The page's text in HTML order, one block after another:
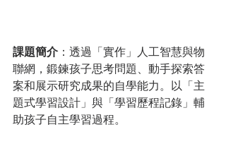
課題簡介 ：透過「實作」人工智慧與物
聯網，鍛鍊孩子思考問題、動手探索答
案和展示研究成果的自學能力。以「主
題式學習設計」與「學習歷程記錄」輔
助孩子自主學習過程。